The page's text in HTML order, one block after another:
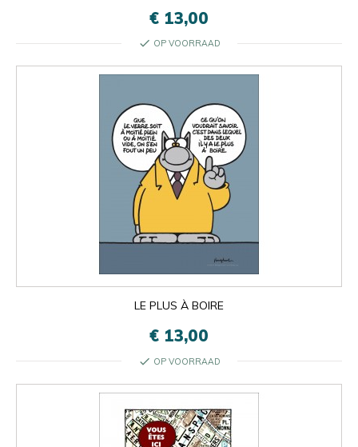
€ 13,00
check OP VOORRAAD
LE PLUS À BOIRE
€ 13,00
check OP VOORRAAD
close

Oké